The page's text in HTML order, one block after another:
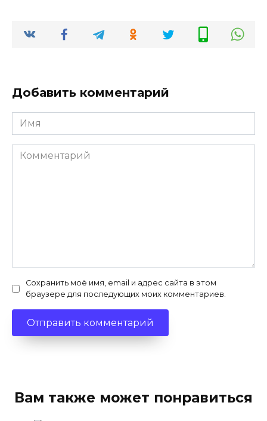
Добавить комментарий
Имя
*
Комментарий
Сохранить моё имя, email и адрес сайта в этом
браузере для последующих моих комментариев.
Вам также может понравиться